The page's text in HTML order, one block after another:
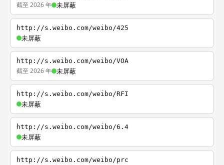
截至 2026 年 未屏蔽
http://s.weibo.com/weibo/425
未屏蔽
http://s.weibo.com/weibo/VOA
截至 2026 年 未屏蔽
http://s.weibo.com/weibo/RFI
未屏蔽
http://s.weibo.com/weibo/6.4
未屏蔽
http://s.weibo.com/weibo/prc